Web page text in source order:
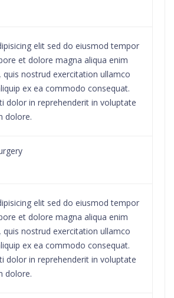
elit sed do eiusmod tempor
et dolore magna aliqua enim
quis nostrud exercitation ullamco
ex ea commodo consequat.
dolor in reprehenderit in voluptate
dolore.
elit sed do eiusmod tempor
et dolore magna aliqua enim
quis nostrud exercitation ullamco
ex ea commodo consequat.
dolor in reprehenderit in voluptate
dolore.